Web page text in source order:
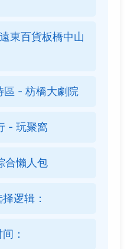
東百貨板橋中山
- 枋橋大劇院
- 玩聚窩
合懶人包
逻辑：
：